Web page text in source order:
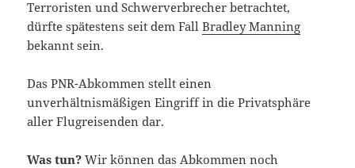
Terroristen und Schwerverbrecher betrachtet,
dürfte spätestens seit dem FallBradley Manning
bekannt sein.
Das PNR-Abkommen stellt einen
unverhältnismäßigen Eingriff in die Privatsphäre
aller Flugreisenden dar.
Was tun? Wir können das Abkommen noch